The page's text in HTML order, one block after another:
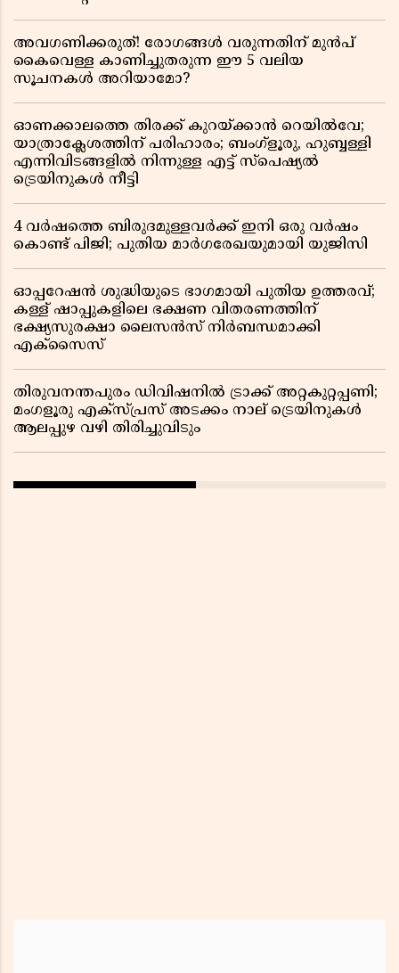
അവഗണിക്കരുത്! രോഗങ്ങൾ വരുന്നതിന് മുൻപ്
കൈവെള്ള കാണിച്ചുതരുന്ന ഈ 5 വലിയ
സൂചനകൾ അറിയാമോ?
ഓണക്കാലത്തെ തിരക്ക് കുറയ്ക്കാൻ റെയിൽവേ;
യാത്രാക്ലേശത്തിന് പരിഹാരം; ബംഗ്ളൂരു, ഹുബ്ബള്ളി
എന്നിവിടങ്ങളിൽ നിന്നുള്ള എട്ട് സ്പെഷ്യൽ
ട്രെയിനുകൾ നീട്ടി
4 വർഷത്തെ ബിരുദമുള്ളവർക്ക് ഇനി ഒരു വർഷം
കൊണ്ട് പിജി; പുതിയ മാർഗരേഖയുമായി യുജിസി
ഓപ്പറേഷൻ ശുദ്ധിയുടെ ഭാഗമായി പുതിയ ഉത്തരവ്;
കള്ള് ഷാപ്പുകളിലെ ഭക്ഷണ വിതരണത്തിന്
ഭക്ഷ്യസുരക്ഷാ ലൈസൻസ് നിർബന്ധമാക്കി
എക്സൈസ്
തിരുവനന്തപുരം ഡിവിഷനിൽ ട്രാക്ക് അറ്റകുറ്റപ്പണി;
മംഗളൂരു എക്സ്പ്രസ് അടക്കം നാല് ട്രെയിനുകൾ
ആലപ്പുഴ വഴി തിരിച്ചുവിടും